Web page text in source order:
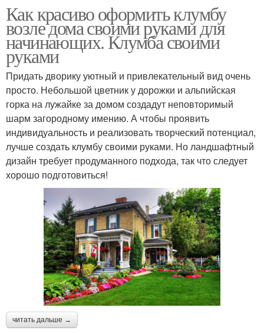
Как красиво оформить клумбу
возле дома своими руками для
начинающих. Клумба своими
руками
Придать дворику уютный и привлекательный вид очень
просто. Небольшой цветник у дорожки и альпийская
горка на лужайке за домом создадут неповторимый
шарм загородному имению. А чтобы проявить
индивидуальность и реализовать творческий потенциал,
лучше создать клумбу своими руками. Но ландшафтный
дизайн требует продуманного подхода, так что следует
хорошо подготовиться!
читать дальше →